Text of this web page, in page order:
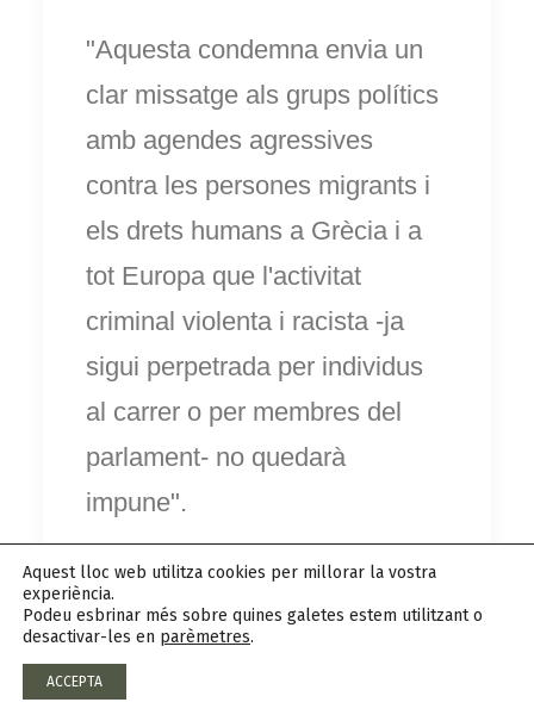
"Aquesta condemna envia un
clar missatge als grups polítics
amb agendes agressives
contra les persones migrants i
els drets humans a Grècia i a
tot Europa que l'activitat
criminal violenta i racista -ja
sigui perpetrada per individus
al carrer o per membres del
parlament- no quedarà
impune".
"Les activitats Alba Daurada
van posar de manifest una
esquerda que existeix no
només dins de la societat
Aquest lloc web utilitza cookies per millorar la vostra
experiència.
Podeu esbrinar més sobre quines galetes estem utilitzant o
desactivar-les en parèmetres.
ACCEPTA